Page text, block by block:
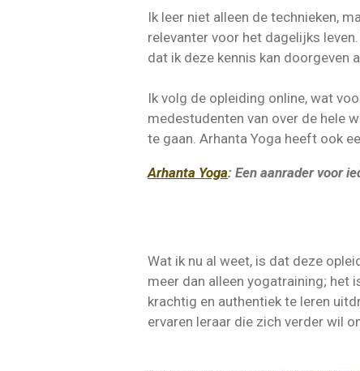
Ik leer niet alleen de technieken,
relevanter voor het dagelijks
dat ik deze kennis kan doorgeven
Ik volg de opleiding online, wat
medestudenten van over de hele
te gaan. Arhanta Yoga heeft ook
Arhanta Yoga: Een aanrader voor
Wat ik nu al weet, is dat deze
meer dan alleen yogatraining; het
krachtig en authentiek te leren
ervaren leraar die zich verder wil